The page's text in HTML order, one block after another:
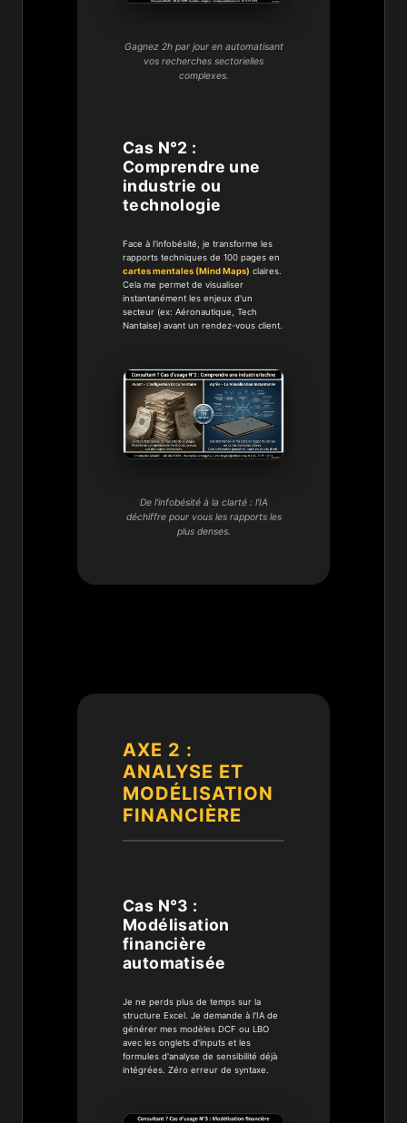
Gagnez 2h par jour en automatisant
vos recherches sectorielles
complexes.
Cas N°2 :
Comprendre une
industrie ou
technologie
Face à l'infobésité, je transforme les
rapports techniques de 100 pages en
cartes mentales (Mind Maps) claires.
Cela me permet de visualiser
instantanément les enjeux d'un
secteur (ex: Aéronautique, Tech
Nantaise) avant un rendez-vous client.
De l'infobésité à la clarté : l'IA
déchiffre pour vous les rapports les
plus denses.
AXE 2 :
ANALYSE ET
MODÉLISATION
FINANCIÈRE
Cas N°3 :
Modélisation
financière
automatisée
Je ne perds plus de temps sur la
structure Excel. Je demande à l'IA de
générer mes modèles DCF ou LBO
avec les onglets d'inputs et les
formules d'analyse de sensibilité déjà
intégrées. Zéro erreur de syntaxe.